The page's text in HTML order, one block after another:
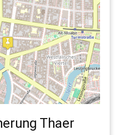
Thaer